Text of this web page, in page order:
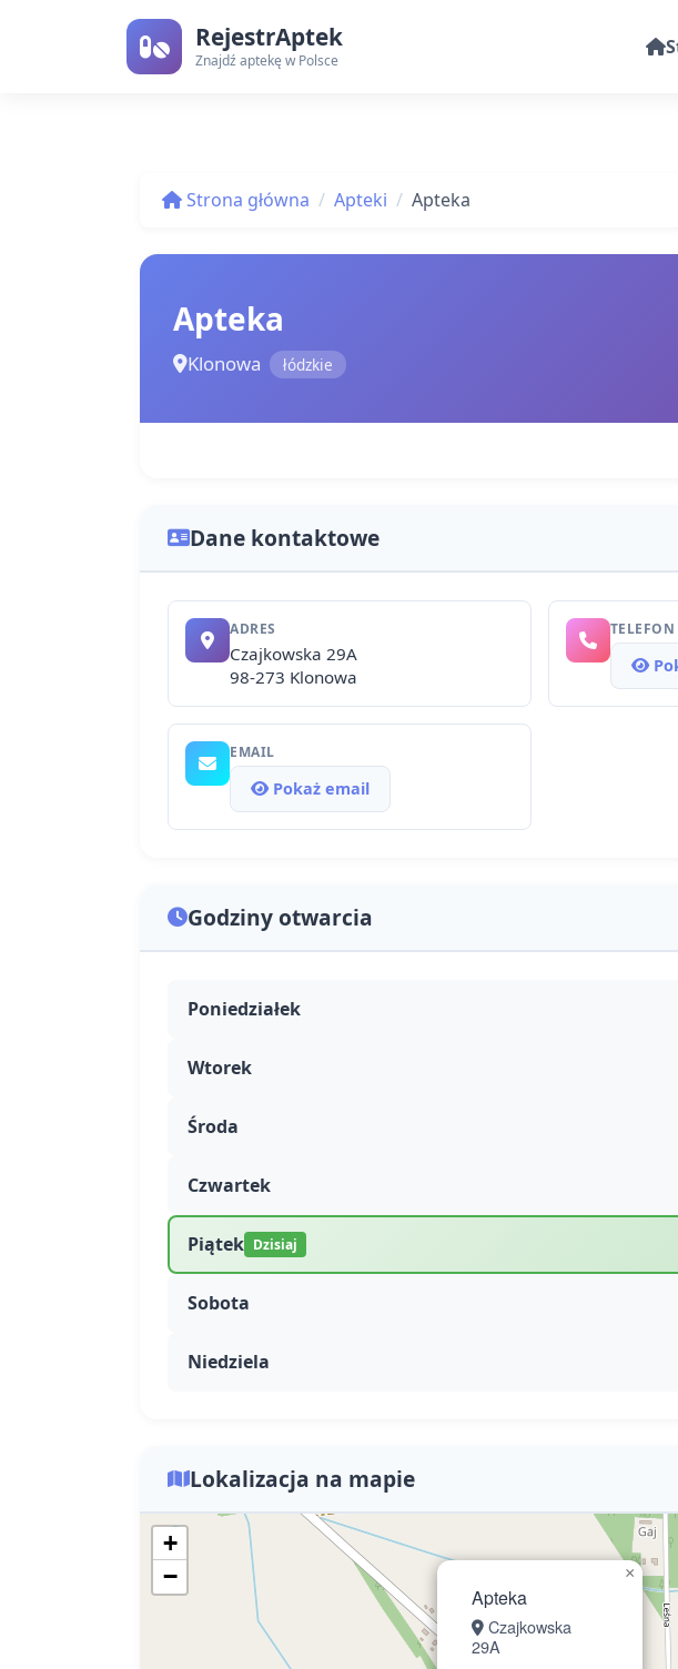
RejestrAptek
Znajdź aptekę w Polsce
Strona główna Apteki Apteka
Apteka
Klonowa łódzkie
Dane kontaktowe
ADRES
Czajkowska 29A
98-273 Klonowa
TELEFON
EMAIL
Pokaż email
Godziny otwarcia
Poniedziałek
Wtorek
Środa
Czwartek
Piątek Dzisiaj
Sobota
Niedziela
Lokalizacja na mapie
Apteka
Czajkowska
29A
×
+
−